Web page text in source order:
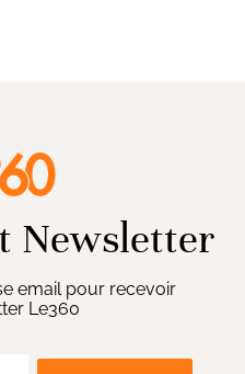
Newsletter
email pour recevoir
Le360